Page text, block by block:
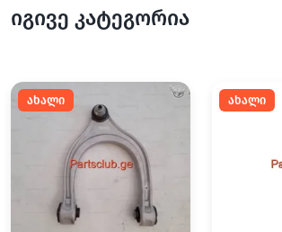
იგივე კატეგორია
ახალი ახალი